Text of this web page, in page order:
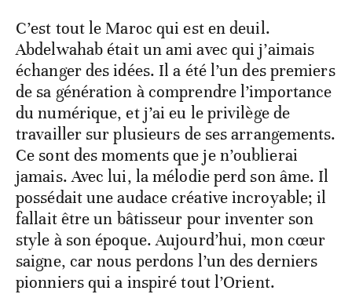
​C’est tout le Maroc qui est en deuil.
Abdelwahab était un ami avec qui j’aimais
échanger des idées. Il a été l’un des premiers
de sa génération à comprendre l’importance
du numérique, et j’ai eu le privilège de
travailler sur plusieurs de ses arrangements.
Ce sont des moments que je n’oublierai
jamais. Avec lui, la mélodie perd son âme. Il
possédait une audace créative incroyable; il
fallait être un bâtisseur pour inventer son
style à son époque. Aujourd’hui, mon cœur
saigne, car nous perdons l’un des derniers
pionniers qui a inspiré tout l’Orient.